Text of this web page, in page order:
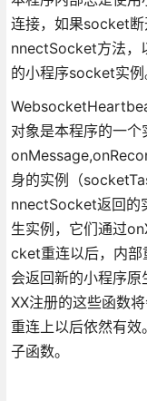
连接，如果socket
nnectSocket方法，
的小程序socket实例
对象是本程序的一
身的实例（
nnectSocket返回的
生实例，它们通过
cket重连以后，内
会返回新的小程序
XX注册的这些函数
重连上以后依然有
子函数。